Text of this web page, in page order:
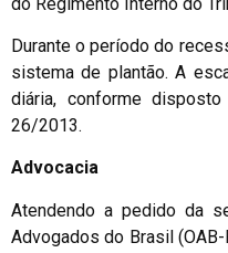
Durante o período do
sistema de plantão. A
diária, conforme
26/2013.
Advocacia
Atendendo a pedido da
Advogados do Brasil